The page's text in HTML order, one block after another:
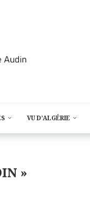
VU D’ALGÉRIE
»